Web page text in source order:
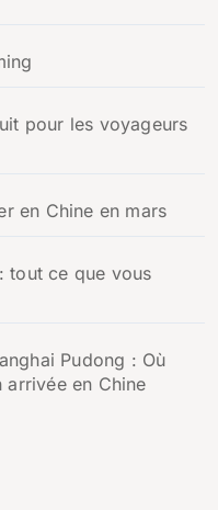
pour les voyageurs
en Chine en mars
tout ce que vous
Pudong : Où
en Chine